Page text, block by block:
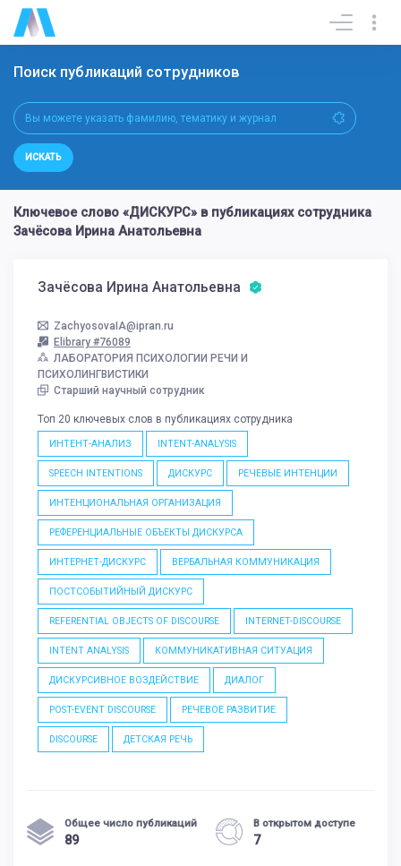
Поиск публикаций сотрудников
ИСКАТЬ
Ключевое слово «ДИСКУРС» в публикациях сотрудника
Зачёсова Ирина Анатольевна
Зачёсова Ирина Анатольевна
ZachyosovaIA@ipran.ru
Elibrary #76089
ЛАБОРАТОРИЯ ПСИХОЛОГИИ РЕЧИ И
ПСИХОЛИНГВИСТИКИ
Старший научный сотрудник
Топ 20 ключевых слов в публикациях сотрудника
ИНТЕНТ-АНАЛИЗ INTENT-ANALYSIS
SPEECH INTENTIONS ДИСКУРС РЕЧЕВЫЕ ИНТЕНЦИИ
ИНТЕНЦИОНАЛЬНАЯ ОРГАНИЗАЦИЯ
РЕФЕРЕНЦИАЛЬНЫЕ ОБЪЕКТЫ ДИСКУРСА
ИНТЕРНЕТ-ДИСКУРС ВЕРБАЛЬНАЯ КОММУНИКАЦИЯ
ПОСТСОБЫТИЙНЫЙ ДИСКУРС
REFERENTIAL OBJECTS OF DISCOURSE INTERNET-DISCOURSE
INTENT ANALYSIS КОММУНИКАТИВНАЯ СИТУАЦИЯ
ДИСКУРСИВНОЕ ВОЗДЕЙСТВИЕ ДИАЛОГ
POST-EVENT DISCOURSE РЕЧЕВОЕ РАЗВИТИЕ
DISCOURSE ДЕТСКАЯ РЕЧЬ
Общее число публикаций
89
В открытом доступе
7